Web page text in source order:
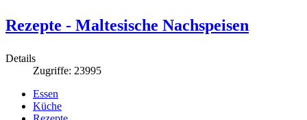
Rezepte - Maltesische Nachspeisen
Details
Zugriffe: 23995
Essen
Küche